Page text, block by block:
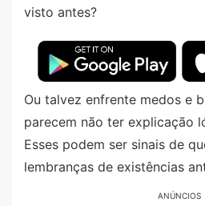
visto antes?
Ou talvez enfrente medos e
parecem não ter explicação
Esses podem ser sinais de
lembranças de existências
ANÚNCIOS